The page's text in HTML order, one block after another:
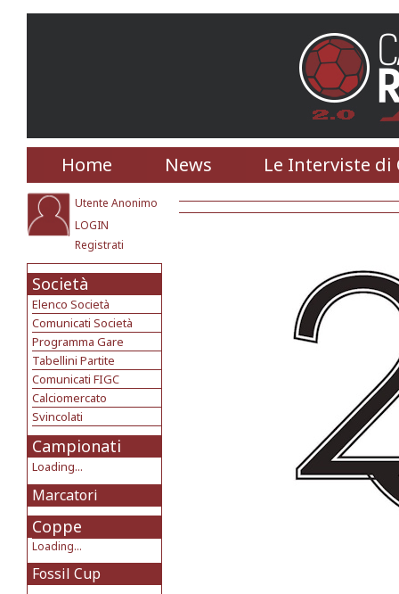
Home News Le Interviste di
Utente Anonimo
LOGIN
Registrati
Società
Elenco Società
Comunicati Società
Programma Gare
Tabellini Partite
Comunicati FIGC
Calciomercato
Svincolati
Campionati
Loading...
Marcatori
Coppe
Loading...
Fossil Cup